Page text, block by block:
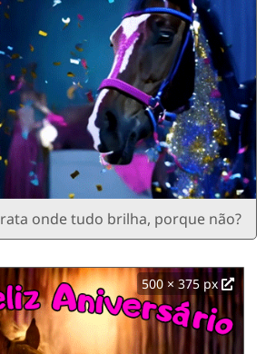
onde tudo brilha, porque não?
500 × 375 px